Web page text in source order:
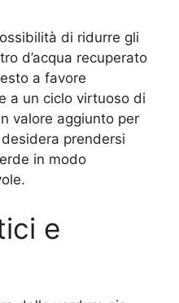
di ridurre gli
d’acqua recuperato
a favore
a un ciclo virtuoso di
valore aggiunto per
prendersi
in modo
e